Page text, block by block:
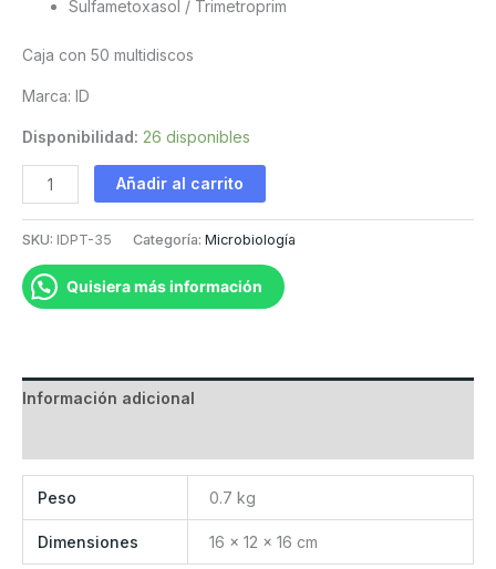
Sulfametoxasol / Trimetroprim
Caja con 50 multidiscos
Marca: ID
Disponibilidad: 26 disponibles
Multibac
para
negativo
(-)
Añadir al carrito
SKU: IDPT-35 Categoría: Microbiología
Quisiera más información
Información adicional
Peso 0.7 kg
Dimensiones 16 × 12 × 16 cm